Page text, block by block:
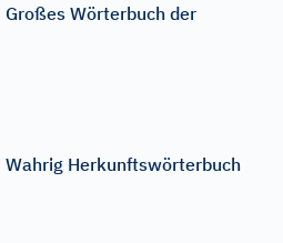
Wörterbuch der
Herkunftswörterbuch